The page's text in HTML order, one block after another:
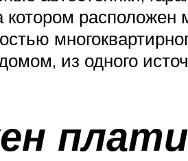
котором
из одного